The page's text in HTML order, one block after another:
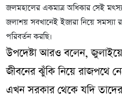
জলমহালের একমাত্র অধিকার সেই
জলাশয় সবখানেই ইজারা নিয়ে সমস্যা
পরিবর্তন করছি।
উপদেষ্টা আরও বলেন,
জীবনের ঝুঁকি নিয়ে রাজপথে
এখন সরকার থেকে যদি তাদের